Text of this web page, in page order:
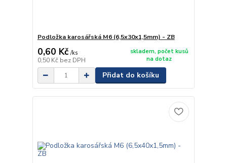
Podložka karosářská M6 (6,5x30x1,5mm) - ZB
0,60 Kč /ks
0,50 Kč bez DPH
skladem, počet kusů
na dotaz
Přidat do košíku